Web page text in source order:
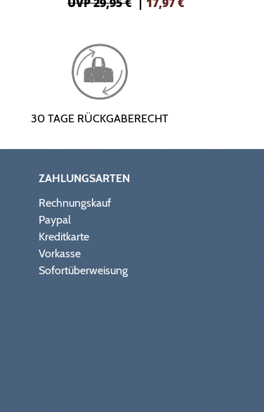
30 TAGE RÜCKGABERECHT
ZAHLUNGSARTEN
Rechnungskauf
Paypal
Kreditkarte
Vorkasse
Sofortüberweisung